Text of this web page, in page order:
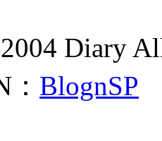
Diary
BlognSP